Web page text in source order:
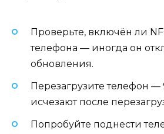
Проверьте, включён ли
телефона — иногда он
обновления.
Перезагрузите телефон —
исчезают после
Попробуйте поднести